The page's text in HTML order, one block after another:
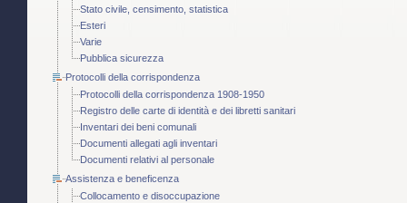
Stato civile, censimento, statistica
Esteri
Varie
Pubblica sicurezza
Protocolli della corrispondenza
Protocolli della corrispondenza 1908-1950
Registro delle carte di identità e dei libretti sanitari
Inventari dei beni comunali
Documenti allegati agli inventari
Documenti relativi al personale
Assistenza e beneficenza
Collocamento e disoccupazione